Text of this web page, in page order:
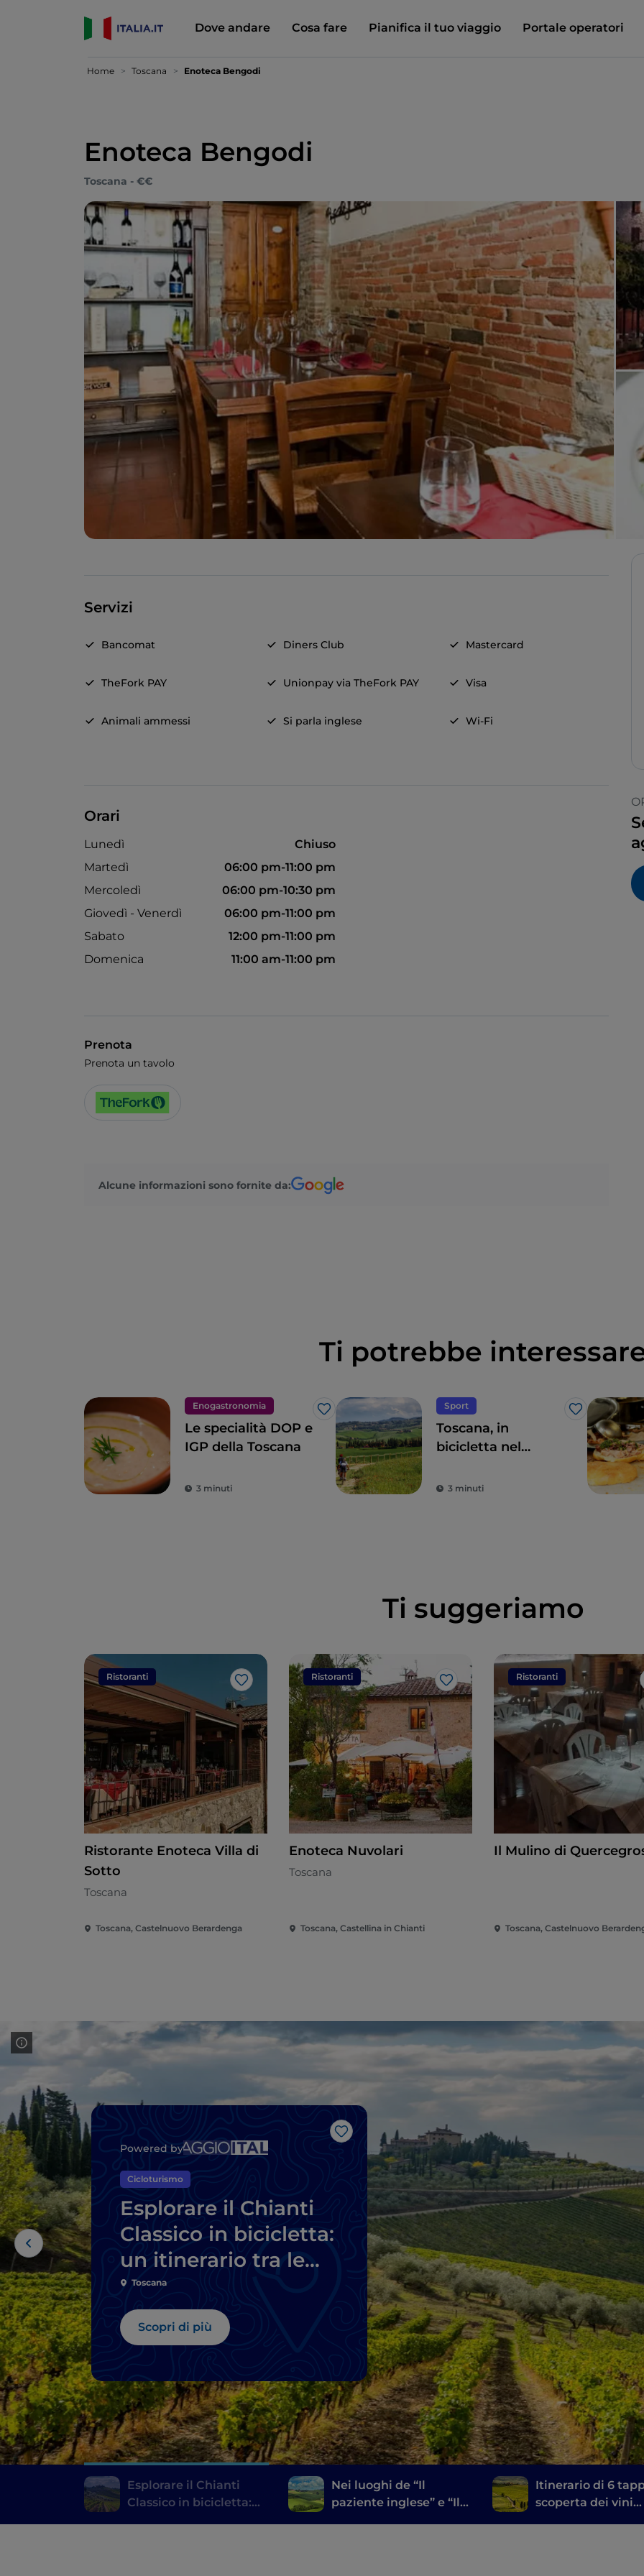
Dove andare Cosa fare Pianifica il tuo viaggio Portale operatori
Home Toscana Enoteca Bengodi
Enoteca Bengodi
Toscana - €€
Servizi
Bancomat Diners Club Mastercard
TheFork PAY Unionpay via TheFork PAY Visa
Animali ammessi Si parla inglese Wi-Fi
Orari
Lunedì
Chiuso
Martedì
06:00 pm-11:00 pm
Mercoledì
06:00 pm-10:30 pm
Giovedì - Venerdì
06:00 pm-11:00 pm
Sabato
12:00 pm-11:00 pm
Domenica
11:00 am-11:00 pm
Prenota
Prenota un tavolo
Alcune informazioni sono fornite da:
Ti potrebbe
Enogastronomia
Like
Le specialità DOP e
IGP della Toscana
3 minuti
Sport
Like
Toscana, in
bicicletta nel
acque termali
3 minuti
Ti suggeriamo
Ristoranti
Like
Ristorante Enoteca Villa di
Sotto
Toscana
Toscana, Castelnuovo Berardenga
Ristoranti
Like
Enoteca Nuvolari
Toscana
Toscana, Castellina in Chianti
Ristoranti
Il Mulino di
Toscana, Castelnuovo
Like
Powered by
Cicloturismo
Esplorare il Chianti
Classico in bicicletta:
un itinerario tra le
cantine
Toscana
Scopri di più
Esplorare il Chianti
Classico in bicicletta:
Nei luoghi de “Il
paziente inglese” e “Il
Itinerario di 6
scoperta dei vini